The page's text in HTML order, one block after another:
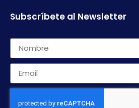
Subscríbete al Newsletter